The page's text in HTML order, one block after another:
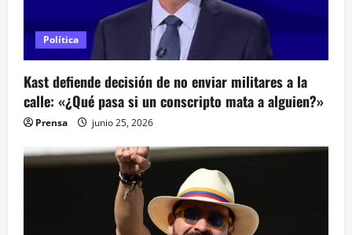
s
Política
Kast defiende decisión de no enviar militares a la
calle: «¿Qué pasa si un conscripto mata a alguien?»
Prensa junio 25, 2026